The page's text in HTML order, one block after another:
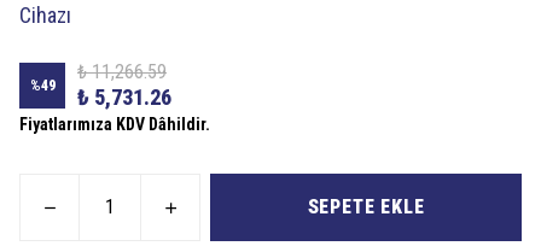
Cihazı
%49
₺ 11,266.59
₺ 5,731.26
Fiyatlarımıza KDV Dâhildir.
SEPETE EKLE